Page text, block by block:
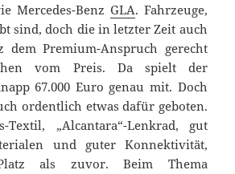
Mercedes-Benz GLA. Fahrzeuge,
sind, doch die in letzter Zeit auch
dem Premium-Anspruch gerecht
vom Preis. Da spielt der
67.000 Euro genau mit. Doch
ordentlich etwas dafür geboten.
Textil, „Alcantara“-Lenkrad, gut
und guter Konnektivität,
als zuvor. Beim Thema